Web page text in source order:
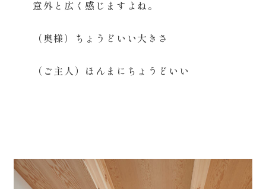
意外と広く感じますよね。
（奥様）ちょうどいい大きさ
（ご主人）ほんまにちょうどいい